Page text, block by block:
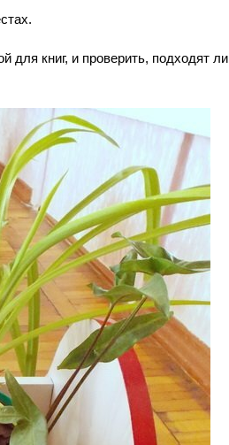
для книг, и проверить, подходят ли